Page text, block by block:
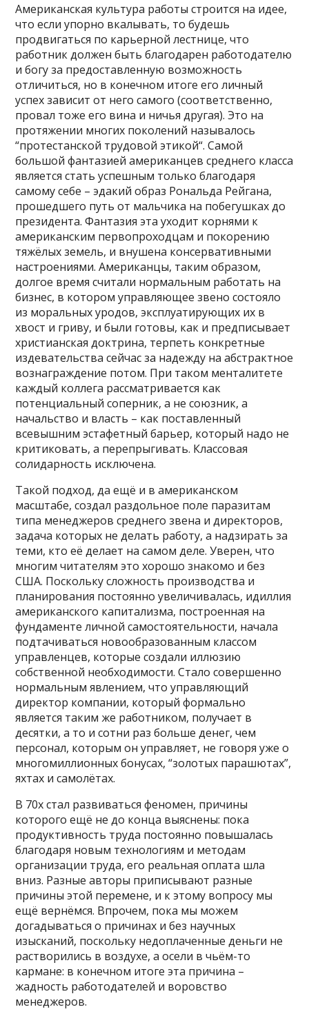
Американская культура работы строится на идее,
что если упорно вкалывать, то будешь
продвигаться по карьерной лестнице, что
работник должен быть благодарен работодателю
и богу за предоставленную возможность
отличиться, но в конечном итоге его личный
успех зависит от него самого (соответственно,
провал тоже его вина и ничья другая). Это на
протяжении многих поколений называлось
“протестанской трудовой этикой“. Самой
большой фантазией американцев среднего класса
является стать успешным только благодаря
самому себе – эдакий образ Рональда Рейгана,
прошедшего путь от мальчика на побегушках до
президента. Фантазия эта уходит корнями к
американским первопроходцам и покорению
тяжёлых земель, и внушена консервативными
настроениями. Американцы, таким образом,
долгое время считали нормальным работать на
бизнес, в котором управляющее звено состояло
из моральных уродов, эксплуатирующих их в
хвост и гриву, и были готовы, как и предписывает
христианская доктрина, терпеть конкретные
издевательства сейчас за надежду на абстрактное
вознаграждение потом. При таком менталитете
каждый коллега рассматривается как
потенциальный соперник, а не союзник, а
начальство и власть – как поставленный
всевышним эстафетный барьер, который надо не
критиковать, а перепрыгивать. Классовая
солидарность исключена.
Такой подход, да ещё и в американском
масштабе, создал раздольное поле паразитам
типа менеджеров среднего звена и директоров,
задача которых не делать работу, а надзирать за
теми, кто её делает на самом деле. Уверен, что
многим читателям это хорошо знакомо и без
США. Поскольку сложность производства и
планирования постоянно увеличивалась, идиллия
американского капитализма, построенная на
фундаменте личной самостоятельности, начала
подтачиваться новообразованным классом
управленцев, которые создали иллюзию
собственной необходимости. Стало совершенно
нормальным явлением, что управляющий
директор компании, который формально
является таким же работником, получает в
десятки, а то и сотни раз больше денег, чем
персонал, которым он управляет, не говоря уже о
многомиллионных бонусах, “золотых парашютах”,
яхтах и самолётах.
В 70х стал развиваться феномен, причины
которого ещё не до конца выяснены: пока
продуктивность труда постоянно повышалась
благодаря новым технологиям и методам
организации труда, его реальная оплата шла
вниз. Разные авторы приписывают разные
причины этой перемене, и к этому вопросу мы
ещё вернёмся. Впрочем, пока мы можем
догадываться о причинах и без научных
изысканий, поскольку недоплаченные деньги не
растворились в воздухе, а осели в чьём-то
кармане: в конечном итоге эта причина –
жадность работодателей и воровство
менеджеров.